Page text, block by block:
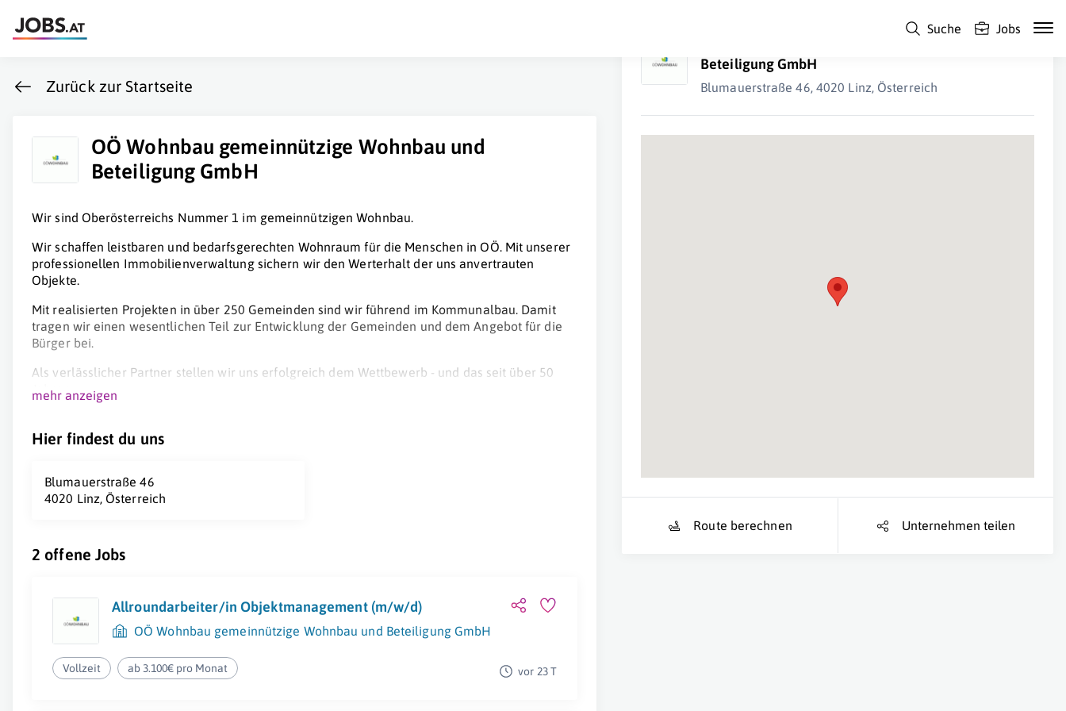
Suche Jobs
Zurück zur Startseite
OÖ Wohnbau gemeinnützige Wohnbau und
Beteiligung GmbH
Wir sind Oberösterreichs Nummer 1 im gemeinnützigen Wohnbau.
Wir schaffen leistbaren und bedarfsgerechten Wohnraum für die Menschen in OÖ. Mit unserer
professionellen Immobilienverwaltung sichern wir den Werterhalt der uns anvertrauten
Objekte.
Mit realisierten Projekten in über 250 Gemeinden sind wir führend im Kommunalbau. Damit
tragen wir einen wesentlichen Teil zur Entwicklung der Gemeinden und dem Angebot für die
Bürger bei.
Als verlässlicher Partner stellen wir uns erfolgreich dem Wettbewerb - und das seit über 50
Jahren.
1. Vermögenswidmung: Unsere Erträge werden umgehend in neue Wohnbauprojekte investiert.
2. Keine Gewinnmaximierung: Unsere Entgelte sind durch unsere Herstellungs- und
Bewirtschaftungskosten gedeckelt.
Als Komplettanbieter entwickeln wir maßgeschneiderte Projekte von der Grundstückswahl
mehr anzeigen
Hier findest du uns
Blumauerstraße 46
4020 Linz, Österreich
2 offene Jobs
Allroundarbeiter/in Objektmanagement (m/w/d)
OÖ Wohnbau gemeinnützige Wohnbau und Beteiligung GmbH
Vollzeit ab 3.100€ pro Monat vor 23 T
Beteiligung GmbH
Blumauerstraße 46, 4020 Linz, Österreich
Route berechnen Unternehmen teilen